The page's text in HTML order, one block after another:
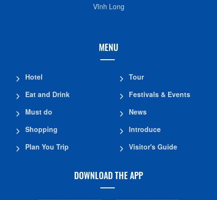
Vĩnh Long
MENU
Hotel
Eat and Drink
Must do
Shopping
Plan You Trip
Tour
Festivals & Events
News
Introduce
Visitor's Guide
DOWNLOAD THE APP